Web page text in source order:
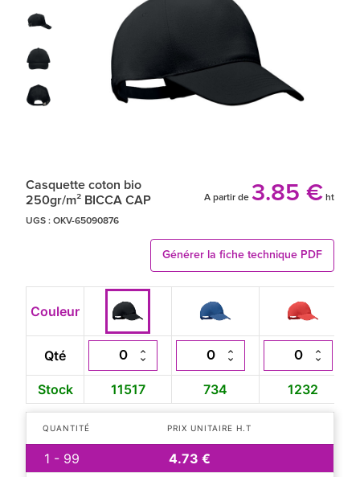
Casquette coton bio
250gr/m² BICCA CAP
A partir de 3.85 € ht
UGS : OKV-65090876
Générer la fiche technique PDF
Couleur
Qté
Stock 11517 734 1232
QUANTITÉ PRIX UNITAIRE H.T
1 - 99
4.73 €